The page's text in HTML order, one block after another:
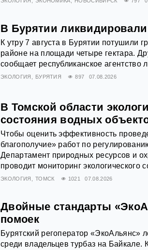
В Бурятии
К утру 7 августа в Бурятии потушили
районе на площади четыре гектара.
сообщает республиканское агентство
ЭКОЛОГИЯ БУРЯТИЯ 897 07.08.2026
В Томской области
состояния водных
Чтобы оценить эффективность
благополучие» работ по
Департамент природных ресурсов и
проводит мониторинг экологического
ЭКОЛОГИЯ ТОМСК 1021 07.08.2026
Двойные стандарты
помоек
Бурятский регоператор «ЭкоАльянс»
среди владельцев турбаз на Байкале.